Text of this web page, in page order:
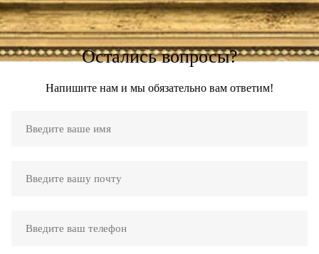
Остались вопросы?
Напишите нам и мы обязательно вам ответим!